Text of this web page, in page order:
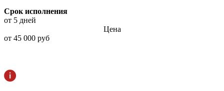
Срок исполнения
от 5 дней
Цена
от 45 000 руб